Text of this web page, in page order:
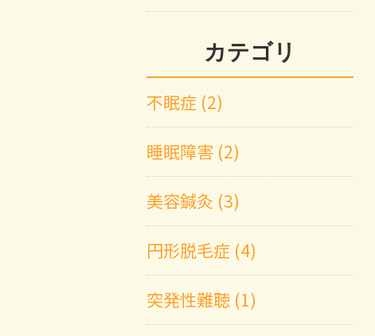
カテゴリ
不眠症 (2)
睡眠障害 (2)
美容鍼灸 (3)
円形脱毛症 (4)
突発性難聴 (1)